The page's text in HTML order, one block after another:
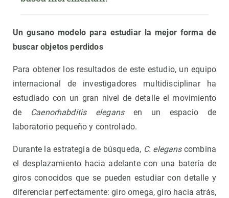
Un gusano modelo para estudiar la mejor forma de
buscar objetos perdidos
Para obtener los resultados de este estudio, un equipo
internacional de investigadores multidisciplinar ha
estudiado con un gran nivel de detalle el movimiento
de
Caenorhabditis elegansen un espacio de
laboratorio pequeño y controlado.
Durante la estrategia de búsqueda, C. eleganscombina
el desplazamiento hacia adelante con una batería de
giros conocidos que se pueden estudiar con detalle y
diferenciar perfectamente: giro omega, giro hacia atrás,